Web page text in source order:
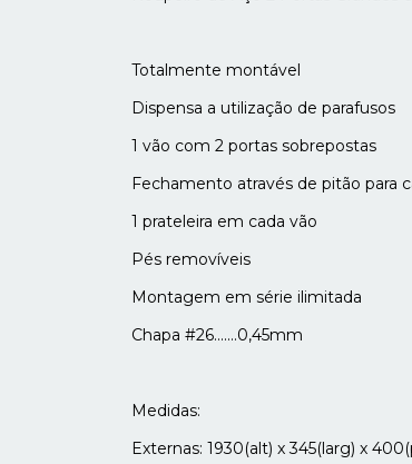
Totalmente montável
Dispensa a utilização de parafusos
1 vão com 2 portas sobrepostas
Fechamento através de pitão para
1 prateleira em cada vão
Pés removíveis
Montagem em série ilimitada
Chapa #26.......0,45mm
Medidas:
Externas: 1930(alt) x 345(larg) x